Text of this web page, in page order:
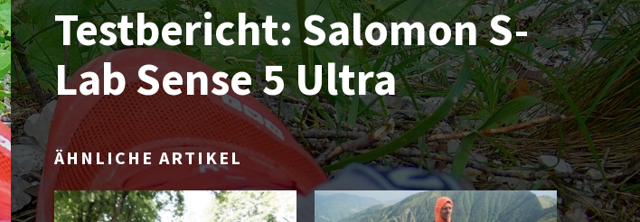
Testbericht: Salomon S-
Lab Sense 5 Ultra
ÄHNLICHE ARTIKEL